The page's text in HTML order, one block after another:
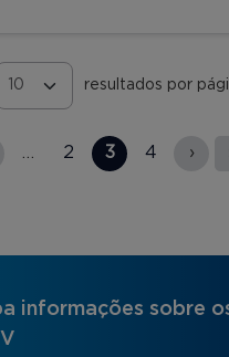
resultados por
2 3 4 ›
informações sobre